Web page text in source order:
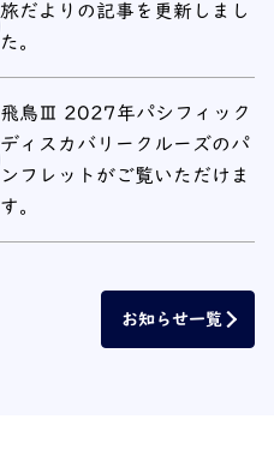
旅だよりの記事を更新しまし
た。
飛鳥Ⅲ 2027年パシフィック
ディスカバリークルーズのパ
ンフレットがご覧いただけま
す。
お知らせ一覧